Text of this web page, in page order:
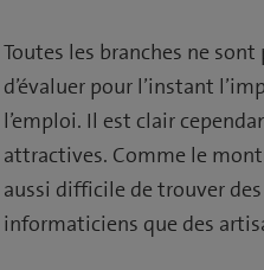
Toutes les branches ne
d’évaluer pour l’instant
l’emploi. Il est clair
attractives. Comme le
aussi difficile de trouver
informaticiens que des